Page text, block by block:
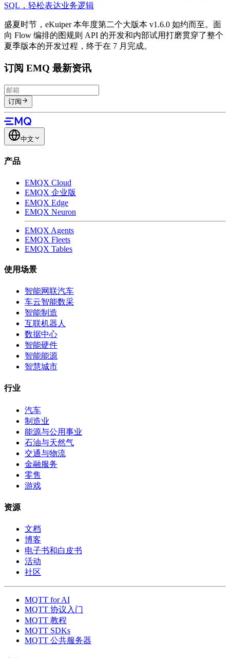
SQL，轻松表达业务逻辑
盛夏时节，eKuiper 本年度第二个大版本 v1.6.0 如约而至。面
向 Flow 编排的图规则 API 的开发和内部试用打磨贯穿了整个
夏季版本的开发过程，终于在 7 月完成。
订阅 EMQ 最新资讯
订阅
中文
产品
EMQX Cloud
EMQX 企业版
EMQX Edge
EMQX Neuron
EMQX Agents
EMQX Fleets
EMQX Tables
使用场景
智能网联汽车
车云智能数采
智能制造
互联机器人
数据中心
智能硬件
智能能源
智慧城市
行业
汽车
制造业
能源与公用事业
石油与天然气
交通与物流
金融服务
零售
游戏
资源
文档
博客
电子书和白皮书
活动
社区
MQTT for AI
MQTT 协议入门
MQTT 教程
MQTT SDKs
MQTT 公共服务器